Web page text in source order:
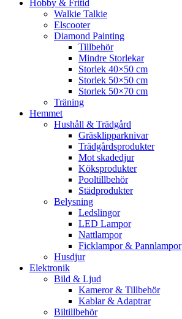
Hobby & Fritid
Walkie Talkie
Elscooter
Diamond Painting
Tillbehör
Mindre Storlekar
Storlek 40×50 cm
Storlek 50×50 cm
Storlek 50×70 cm
Träning
Hemmet
Hushåll & Trädgård
Gräsklipparknivar
Trädgårdsprodukter
Mot skadedjur
Köksprodukter
Pooltillbehör
Städprodukter
Belysning
Ledslingor
LED Lampor
Nattlampor
Ficklampor & Pannlampor
Husdjur
Elektronik
Bild & Ljud
Kameror & Tillbehör
Kablar & Adaptrar
Biltillbehör